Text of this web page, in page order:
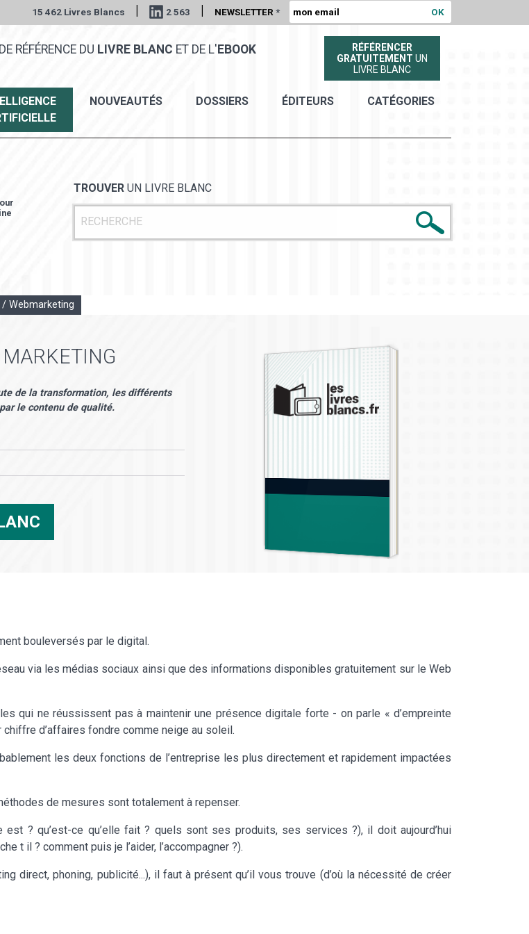
15 462 Livres Blancs | 2 563 | NEWSLETTER *
RÉFÉRENCE DU LIVRE BLANC ET DE L' EBOOK
RÉFÉRENCER
GRATUITEMENT UN
LIVRE BLANC
NOUVEAUTÉS DOSSIERS ÉDITEURS CATÉGORIES
TROUVER UN LIVRE BLANC
Webmarketing
de la transformation, les différents
le contenu de qualité.
bouleversés par le digital.
via les médias sociaux ainsi que des informations disponibles gratuitement sur le Web
qui ne réussissent pas à maintenir une présence digitale forte - on parle « d’empreinte
d’affaires fondre comme neige au soleil.
les deux fonctions de l’entreprise les plus directement et rapidement impactées
de mesures sont totalement à repenser.
est ? qu’est-ce qu’elle fait ? quels sont ses produits, ses services ?), il doit aujourd’hui
t il ? comment puis je l’aider, l’accompagner ?).
direct, phoning, publicité...), il faut à présent qu’il vous trouve (d’où la nécessité de créer